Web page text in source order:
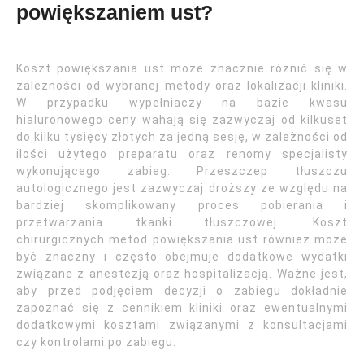
powiększaniem ust?
Koszt powiększania ust może znacznie różnić się w
zależności od wybranej metody oraz lokalizacji kliniki.
W przypadku wypełniaczy na bazie kwasu
hialuronowego ceny wahają się zazwyczaj od kilkuset
do kilku tysięcy złotych za jedną sesję, w zależności od
ilości użytego preparatu oraz renomy specjalisty
wykonującego zabieg. Przeszczep tłuszczu
autologicznego jest zazwyczaj droższy ze względu na
bardziej skomplikowany proces pobierania i
przetwarzania tkanki tłuszczowej. Koszt
chirurgicznych metod powiększania ust również może
być znaczny i często obejmuje dodatkowe wydatki
związane z anestezją oraz hospitalizacją. Ważne jest,
aby przed podjęciem decyzji o zabiegu dokładnie
zapoznać się z cennikiem kliniki oraz ewentualnymi
dodatkowymi kosztami związanymi z konsultacjami
czy kontrolami po zabiegu.